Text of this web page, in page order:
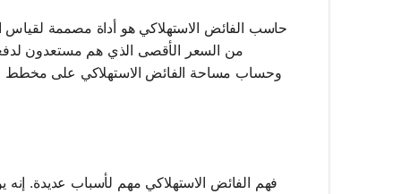
حاسب الفائض الاستهلاكي هو أداة مصممة لقياس
من السعر الأقصى الذي هم مستعدون
وحساب مساحة الفائض الاستهلاكي على مخطط
فهم الفائض الاستهلاكي مهم لأسباب عديدة.